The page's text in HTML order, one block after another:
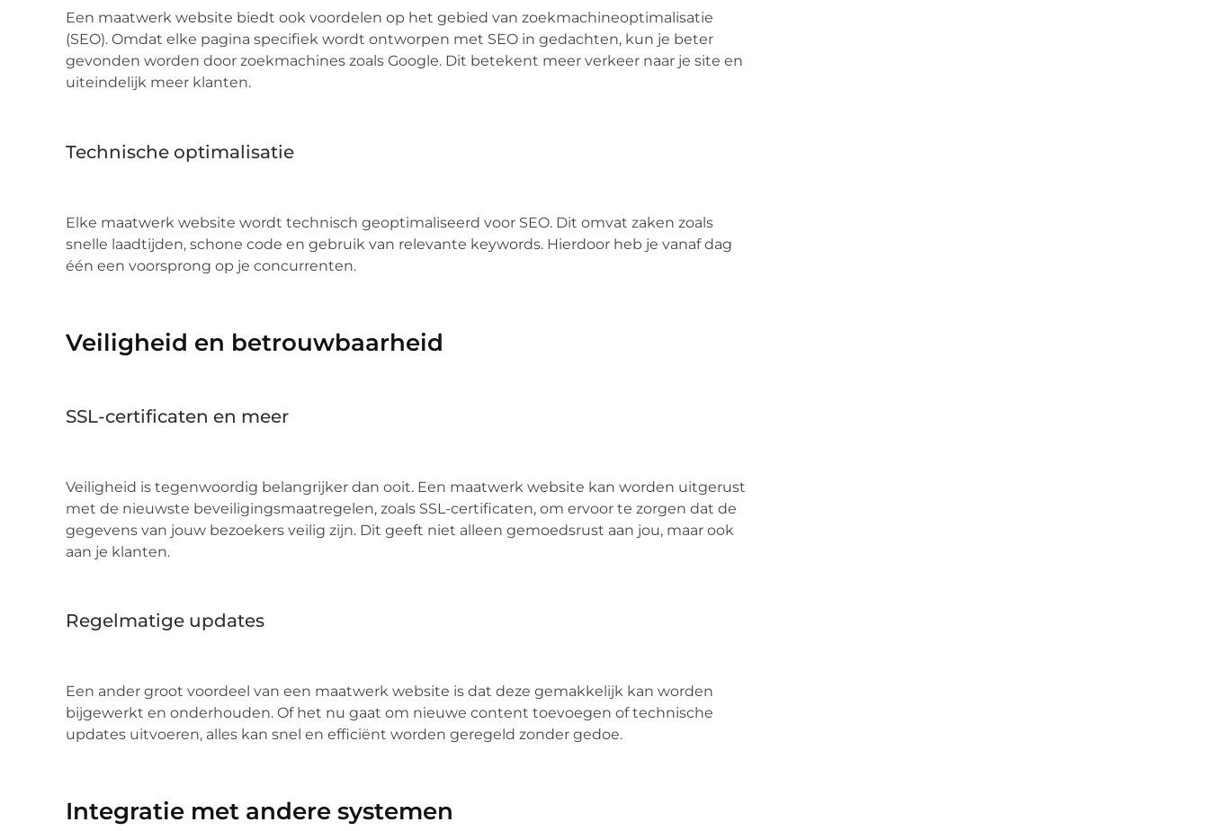
Een maatwerk website biedt ook voordelen op het gebied van zoekmachineoptimalisatie
(SEO). Omdat elke pagina specifiek wordt ontworpen met SEO in gedachten, kun je beter
gevonden worden door zoekmachines zoals Google. Dit betekent meer verkeer naar je site en
uiteindelijk meer klanten.
Technische optimalisatie
Elke maatwerk website wordt technisch geoptimaliseerd voor SEO. Dit omvat zaken zoals
snelle laadtijden, schone code en gebruik van relevante keywords. Hierdoor heb je vanaf dag
één een voorsprong op je concurrenten.
Veiligheid en betrouwbaarheid
SSL-certificaten en meer
Veiligheid is tegenwoordig belangrijker dan ooit. Een maatwerk website kan worden uitgerust
met de nieuwste beveiligingsmaatregelen, zoals SSL-certificaten, om ervoor te zorgen dat de
gegevens van jouw bezoekers veilig zijn. Dit geeft niet alleen gemoedsrust aan jou, maar ook
aan je klanten.
Regelmatige updates
Een ander groot voordeel van een maatwerk website is dat deze gemakkelijk kan worden
bijgewerkt en onderhouden. Of het nu gaat om nieuwe content toevoegen of technische
updates uitvoeren, alles kan snel en efficiënt worden geregeld zonder gedoe.
Integratie met andere systemen